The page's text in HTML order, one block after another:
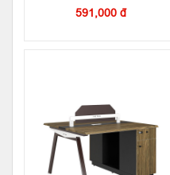
591,000 đ